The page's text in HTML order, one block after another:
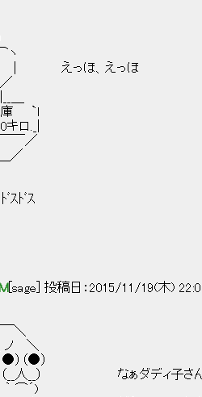
ほ、えっほ
`l
._|
／
ﾄﾞｽ
[sage] 投稿日：2015/11/19(木)
）
なぁダディ子さ